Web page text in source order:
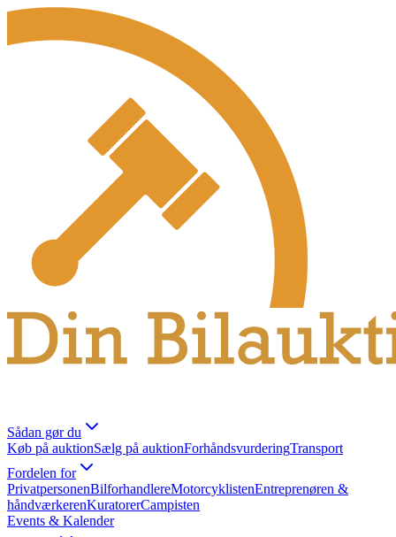
Sådan gør du
Køb på auktionSælg på auktionForhåndsvurderingTransport
Fordelen for
PrivatpersonenBilforhandlereMotorcyklistenEntreprenøren &
håndværkerenKuratorerCampisten
Events & Kalender